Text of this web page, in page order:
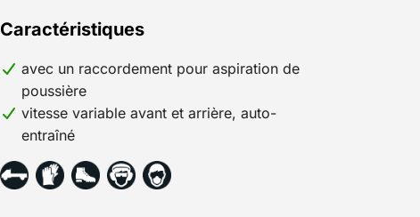
Caractéristiques
avec un raccordement pour aspiration de
poussière
vitesse variable avant et arrière, auto-
entraîné